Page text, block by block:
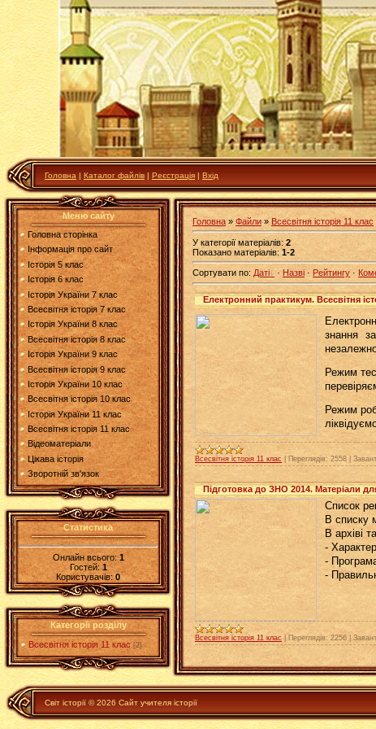
Головна | Каталог файлів | Реєстрація | Вхід
Меню сайту
Головна сторінка
Інформація про сайт
Історія 5 клас
Історія 6 клас
Історія України 7 клас
Всесвітня історія 7 клас
Історія України 8 клас
Всесвітня історія 8 клас
Історія України 9 клас
Всесвітня історія 9 клас
Історія України 10 клас
Всесвітня історія 10 клас
Історія України 11 клас
Всесвітня історія 11 клас
Відеоматеріали
Цікава історія
Зворотній зв'язок
Статистика
Онлайн всього:1
Гостей:1
Користувачів:0
Категорії розділу
Всесвітня історія 11 клас [2]
Головна » Файли» Всесвітня історія 11 клас
У категорії матеріалів: 2
Показано матеріалів:1-2
Сортувати по: Даті · Назві · Рейтингу ·
Електронний практикум. Всесвітня
знання
Режим
Режим
Всесвітня історія 11 клас Переглядів: 2558
Підготовка до ЗНО 2014. Матеріали
Список
В списку
В архіві
-
-
-
Всесвітня історія 11 клас Переглядів: 2256
Світ історії © 2026 Сайт учителя історії